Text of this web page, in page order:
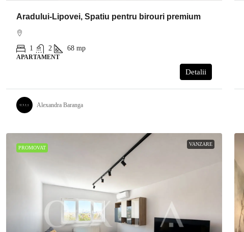
Aradului-Lipovei, Spatiu pentru birouri premium
1 2 68 mp
APARTAMENT
Detalii
Alexandra Baranga
PROMOVAT
VANZARE